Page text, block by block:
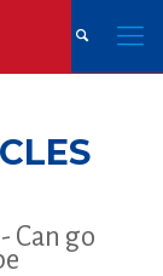
Can go